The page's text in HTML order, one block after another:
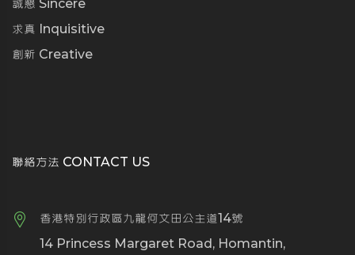
誠懇 Sincere
求真 Inquisitive
創新 Creative
聯絡方法 CONTACT US
香港特別行政區九龍何文田公主道14號
14 Princess Margaret Road, Homantin,